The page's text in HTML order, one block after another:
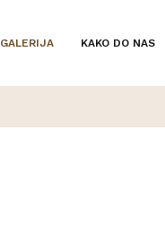
GALERIJA KAKO DO NAS